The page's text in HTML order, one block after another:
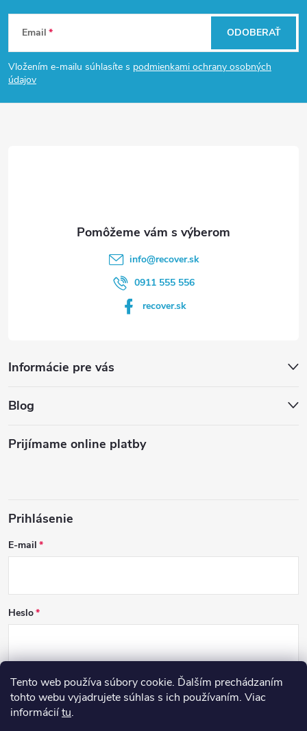
Tento web používa súbory cookie. Ďalším prechádzaním
tohto webu vyjadrujete súhlas s ich používaním. Viac
informáciítu.
Z
á
p
Email
Vložením e-mailu súhlasíte s podmienkami ochrany osobných
údajov
ODOBERAŤ
info@recover.sk
0911 555 556
recover.sk
Informácie pre vás
Blog
Prijímame online platby
Prihlásenie
E-mail
Heslo
PRIHLÁSIŤ SA